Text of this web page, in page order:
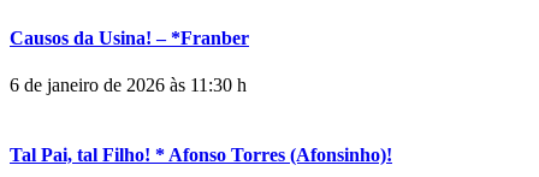
Causos da Usina! – *Franber
6 de janeiro de 2026 às 11:30 h
Tal Pai, tal Filho! * Afonso Torres (Afonsinho)!